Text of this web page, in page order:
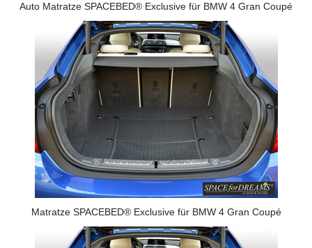
Auto Matratze SPACEBED® Exclusive für BMW 4 Gran Coupé
Matratze SPACEBED® Exclusive für BMW 4 Gran Coupé